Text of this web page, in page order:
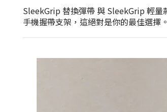
SleekGrip 替換彈帶 與 SleekGrip 輕量
手機握帶支架，這絕對是你的最佳選擇